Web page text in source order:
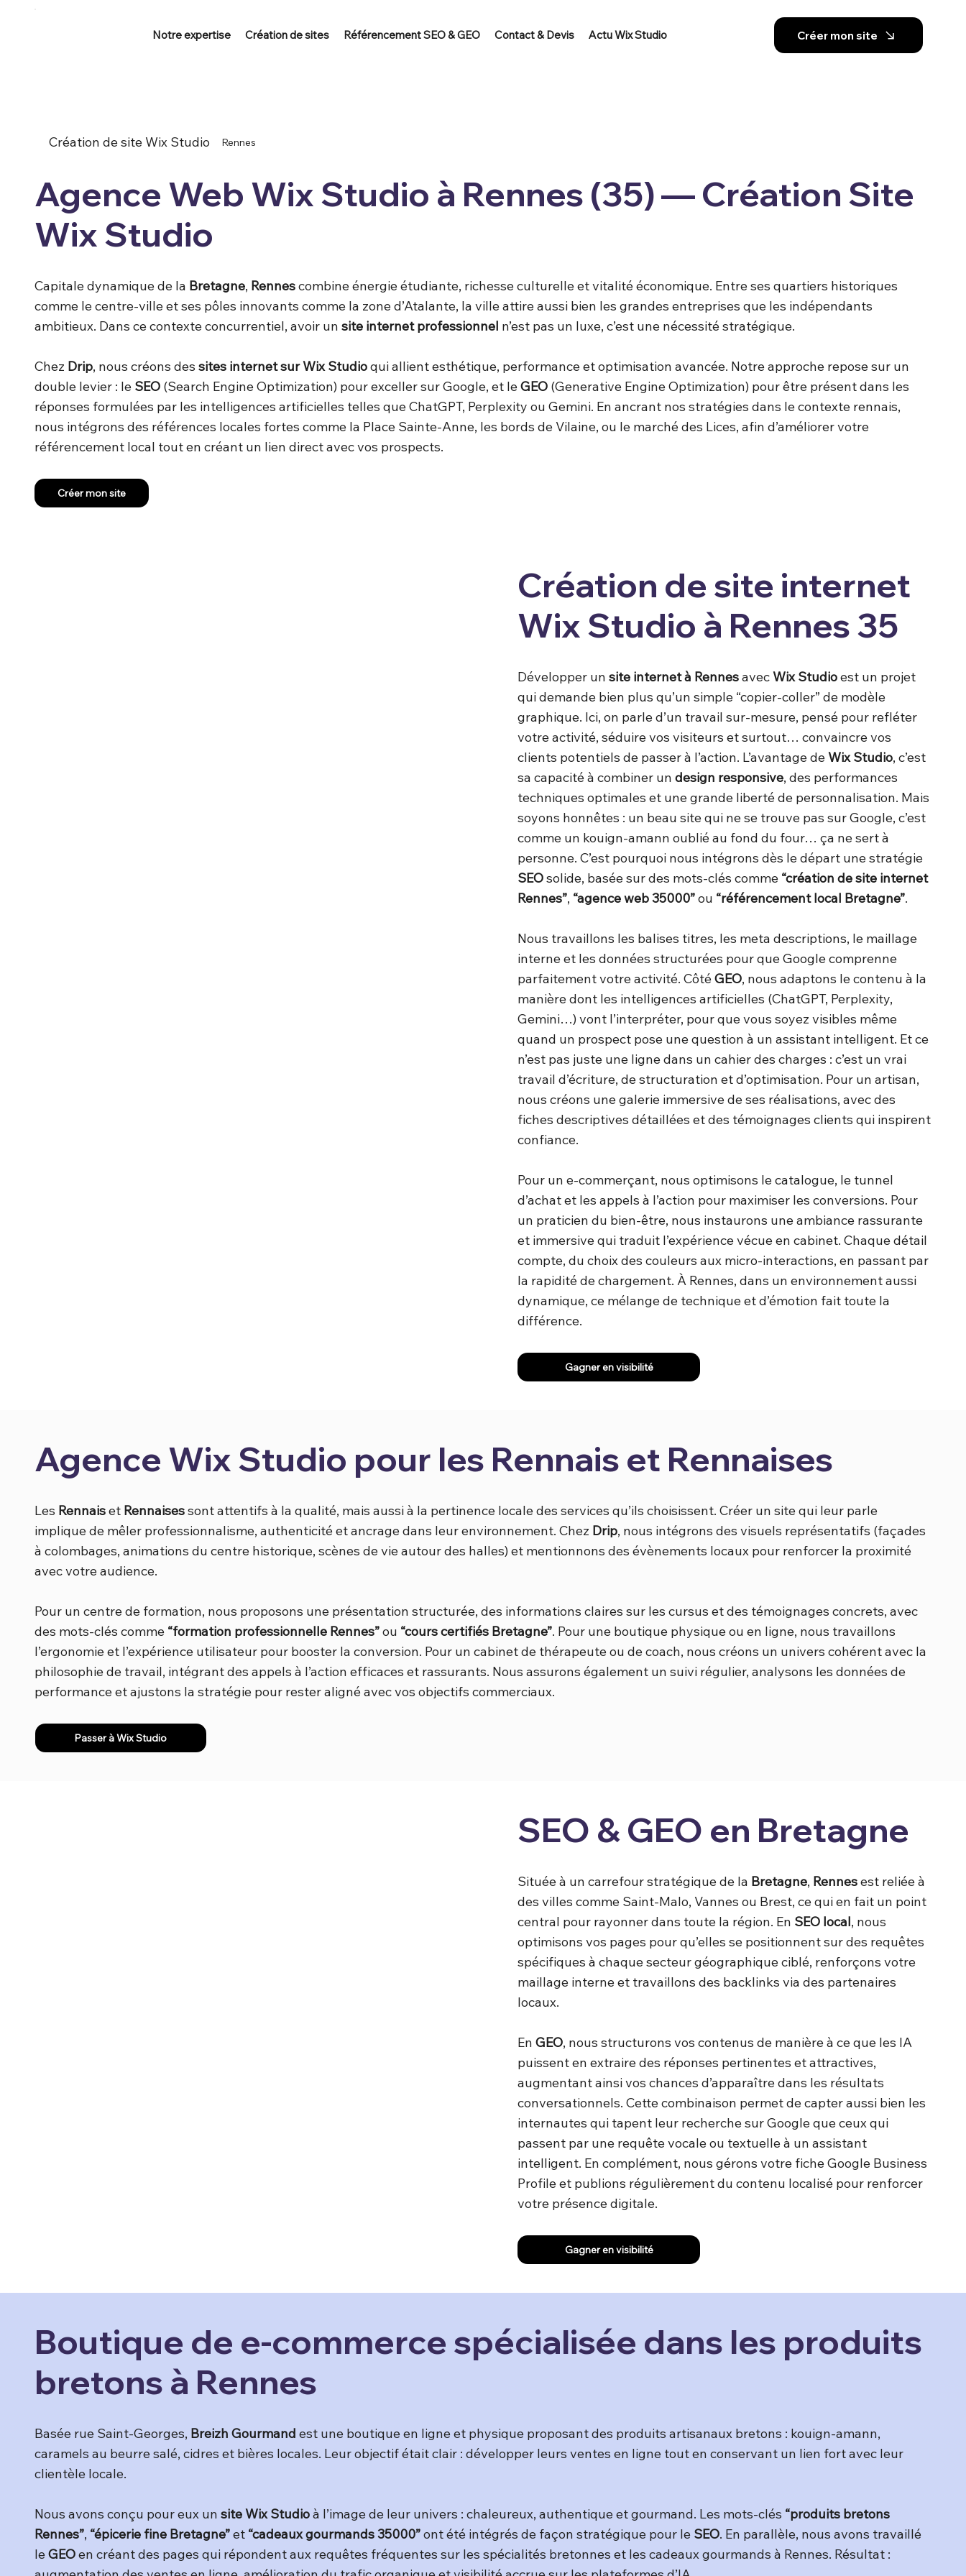
Créer mon site
Notre expertise Création de sites Référencement SEO & GEO Contact & Devis Actu Wix Studio
Création de site Wix Studio Rennes
Agence Web Wix Studio à Rennes (35) — Création Site
Wix Studio
Capitale dynamique de la Bretagne, Rennescombine énergie étudiante, richesse culturelle et vitalité économique. Entre ses quartiers historiques
comme le centre-ville et ses pôles innovants comme la zone d’Atalante, la ville attire aussi bien les grandes entreprises que les indépendants
ambitieux. Dans ce contexte concurrentiel, avoir un site internet professionnel n’est pas un luxe, c’est une nécessité stratégique.
Chez Drip, nous créons des sites internet sur Wix Studioqui allient esthétique, performance et optimisation avancée. Notre approche repose sur un
double levier : le SEO (Search Engine Optimization) pour exceller sur Google, et leGEO (Generative Engine Optimization) pour être présent dans les
réponses formulées par les intelligences artificielles telles que ChatGPT, Perplexity ou Gemini. En ancrant nos stratégies dans le contexte rennais,
nous intégrons des références locales fortes comme la Place Sainte-Anne, les bords de Vilaine, ou le marché des Lices, afin d’améliorer votre
référencement local tout en créant un lien direct avec vos prospects.
Créer mon site
Création de site internet
Wix Studio à Rennes 35
Développer un site internet à RennesavecWix Studioest un projet
qui demande bien plus qu’un simple “copier-coller” de modèle
graphique. Ici, on parle d’un travail sur-mesure, pensé pour refléter
votre activité, séduire vos visiteurs et surtout… convaincre vos
clients potentiels de passer à l’action. L’avantage deWix Studio, c’est
sa capacité à combiner un design responsive, des performances
techniques optimales et une grande liberté de personnalisation. Mais
soyons honnêtes : un beau site qui ne se trouve pas sur Google, c’est
comme un kouign-amann oublié au fond du four… ça ne sert à
personne. C’est pourquoi nous intégrons dès le départ une stratégie
SEOsolide, basée sur des mots-clés comme “création de site internet
Rennes”, “agence web 35000”ou “référencement local Bretagne”.
Nous travaillons les balises titres, les meta descriptions, le maillage
interne et les données structurées pour que Google comprenne
parfaitement votre activité. CôtéGEO, nous adaptons le contenu à la
manière dont les intelligences artificielles (ChatGPT, Perplexity,
Gemini…) vont l’interpréter, pour que vous soyez visibles même
quand un prospect pose une question à un assistant intelligent. Et ce
n’est pas juste une ligne dans un cahier des charges : c’est un vrai
travail d’écriture, de structuration et d’optimisation. Pour un artisan,
nous créons une galerie immersive de ses réalisations, avec des
fiches descriptives détaillées et des témoignages clients qui inspirent
confiance.
Pour un e-commerçant, nous optimisons le catalogue, le tunnel
d’achat et les appels à l’action pour maximiser les conversions. Pour
un praticien du bien-être, nous instaurons une ambiance rassurante
et immersive qui traduit l’expérience vécue en cabinet. Chaque détail
compte, du choix des couleurs aux micro-interactions, en passant par
la rapidité de chargement. À Rennes, dans un environnement aussi
dynamique, ce mélange de technique et d’émotion fait toute la
différence.
Gagner en visibilité
Agence Wix Studio pour les Rennais et Rennaises
Les Rennaiset Rennaisessont attentifs à la qualité, mais aussi à la pertinence locale des services qu’ils choisissent. Créer un site qui leur parle
implique de mêler professionnalisme, authenticité et ancrage dans leur environnement. Chez Drip, nous intégrons des visuels représentatifs (façades
à colombages, animations du centre historique, scènes de vie autour des halles) et mentionnons des évènements locaux pour renforcer la proximité
avec votre audience.
Pour un centre de formation, nous proposons une présentation structurée, des informations claires sur les cursus et des témoignages concrets, avec
des mots-clés comme “formation professionnelle Rennes”ou “cours certifiés Bretagne”. Pour une boutique physique ou en ligne, nous travaillons
l’ergonomie et l’expérience utilisateur pour booster la conversion. Pour un cabinet de thérapeute ou de coach, nous créons un univers cohérent avec la
philosophie de travail, intégrant des appels à l’action efficaces et rassurants. Nous assurons également un suivi régulier, analysons les données de
performance et ajustons la stratégie pour rester aligné avec vos objectifs commerciaux.
Passer à Wix Studio
SEO & GEO en Bretagne
Située à un carrefour stratégique de la Bretagne, Rennesest reliée à
des villes comme Saint-Malo, Vannes ou Brest, ce qui en fait un point
central pour rayonner dans toute la région. En SEO local, nous
optimisons vos pages pour qu’elles se positionnent sur des requêtes
spécifiques à chaque secteur géographique ciblé, renforçons votre
maillage interne et travaillons des backlinks via des partenaires
locaux.
En GEO, nous structurons vos contenus de manière à ce que les IA
puissent en extraire des réponses pertinentes et attractives,
augmentant ainsi vos chances d’apparaître dans les résultats
conversationnels. Cette combinaison permet de capter aussi bien les
internautes qui tapent leur recherche sur Google que ceux qui
passent par une requête vocale ou textuelle à un assistant
intelligent. En complément, nous gérons votre fiche Google Business
Profile et publions régulièrement du contenu localisé pour renforcer
votre présence digitale.
Gagner en visibilité
Boutique de e-commerce spécialisée dans les produits
bretons à Rennes
Basée rue Saint-Georges, Breizh Gourmand est une boutique en ligne et physique proposant des produits artisanaux bretons : kouign-amann,
caramels au beurre salé, cidres et bières locales. Leur objectif était clair : développer leurs ventes en ligne tout en conservant un lien fort avec leur
clientèle locale.
Nous avons conçu pour eux un site Wix Studioà l’image de leur univers : chaleureux, authentique et gourmand. Les mots-clés “produits bretons
Rennes”, “épicerie fine Bretagne”et “cadeaux gourmands 35000”ont été intégrés de façon stratégique pour le SEO. En parallèle, nous avons travaillé
leGEOen créant des pages qui répondent aux requêtes fréquentes sur les spécialités bretonnes et les cadeaux gourmands à Rennes. Résultat :